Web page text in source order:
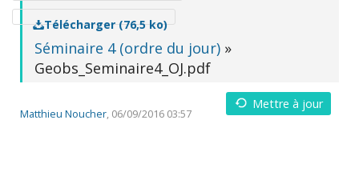
Télécharger (76,5 ko)
Séminaire 4 (ordre du jour) »
Geobs_Seminaire4_OJ.pdf
Matthieu Noucher, 06/09/2016 03:57
Mettre à jour